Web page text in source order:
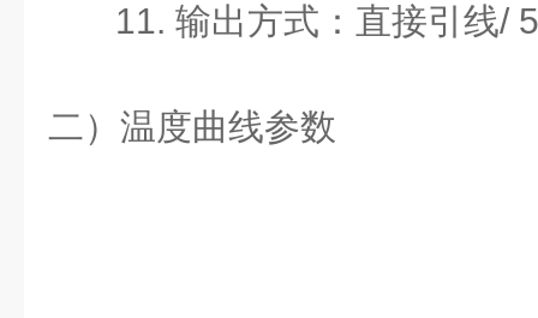
11. 输出方式：直接引线/
二）温度曲线参数